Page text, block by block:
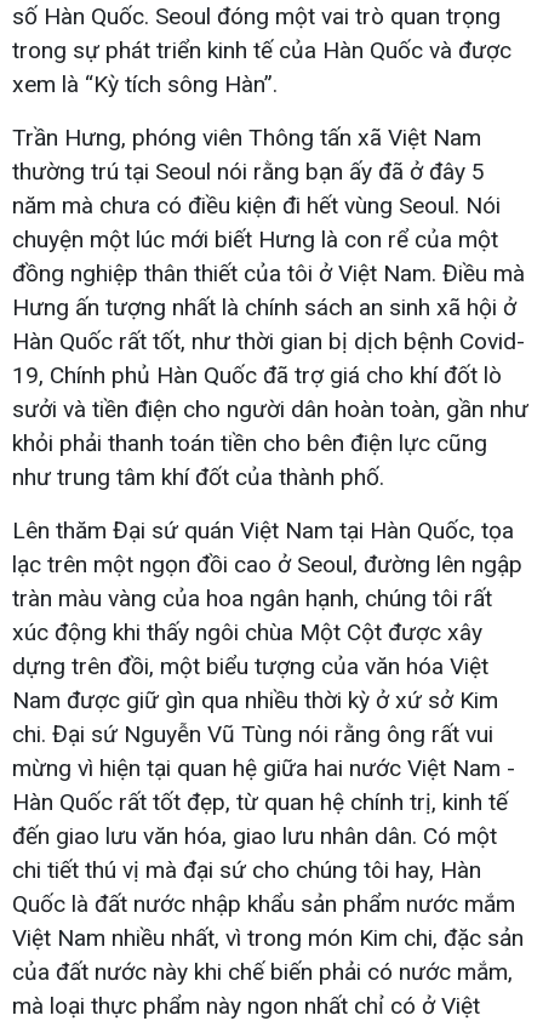
số Hàn Quốc. Seoul đóng một vai trò quan trọng
trong sự phát triển kinh tế của Hàn Quốc và được
xem là “Kỳ tích sông Hàn”.
Trần Hưng, phóng viên Thông tấn xã Việt Nam
thường trú tại Seoul nói rằng bạn ấy đã ở đây 5
năm mà chưa có điều kiện đi hết vùng Seoul. Nói
chuyện một lúc mới biết Hưng là con rể của một
đồng nghiệp thân thiết của tôi ở Việt Nam. Điều mà
Hưng ấn tượng nhất là chính sách an sinh xã hội ở
Hàn Quốc rất tốt, như thời gian bị dịch bệnh Covid-
19, Chính phủ Hàn Quốc đã trợ giá cho khí đốt lò
sưởi và tiền điện cho người dân hoàn toàn, gần như
khỏi phải thanh toán tiền cho bên điện lực cũng
như trung tâm khí đốt của thành phố.
Lên thăm Đại sứ quán Việt Nam tại Hàn Quốc, tọa
lạc trên một ngọn đồi cao ở Seoul, đường lên ngập
tràn màu vàng của hoa ngân hạnh, chúng tôi rất
xúc động khi thấy ngôi chùa Một Cột được xây
dựng trên đồi, một biểu tượng của văn hóa Việt
Nam được giữ gìn qua nhiều thời kỳ ở xứ sở Kim
chi. Đại sứ Nguyễn Vũ Tùng nói rằng ông rất vui
mừng vì hiện tại quan hệ giữa hai nước Việt Nam -
Hàn Quốc rất tốt đẹp, từ quan hệ chính trị, kinh tế
đến giao lưu văn hóa, giao lưu nhân dân. Có một
chi tiết thú vị mà đại sứ cho chúng tôi hay, Hàn
Quốc là đất nước nhập khẩu sản phẩm nước mắm
Việt Nam nhiều nhất, vì trong món Kim chi, đặc sản
của đất nước này khi chế biến phải có nước mắm,
mà loại thực phẩm này ngon nhất chỉ có ở Việt